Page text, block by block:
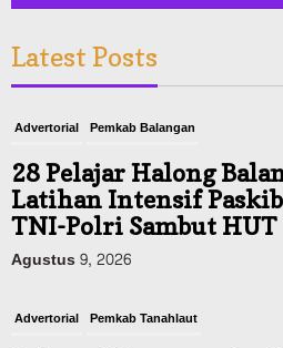
Latest Posts
Advertorial Pemkab Balangan
28 Pelajar Halong
Latihan Intensif
TNI-Polri Sambut HUT
Agustus 9, 2026
Advertorial Pemkab Tanahlaut